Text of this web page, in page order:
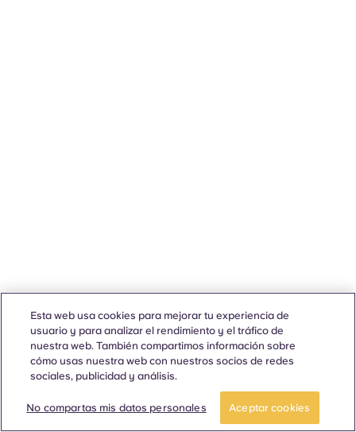
Esta web usa cookies para mejorar tu experiencia de
usuario y para analizar el rendimiento y el tráfico de
nuestra web. También compartimos información sobre
cómo usas nuestra web con nuestros socios de redes
sociales, publicidad y análisis.
No compartas mis datos personales Aceptar cookies